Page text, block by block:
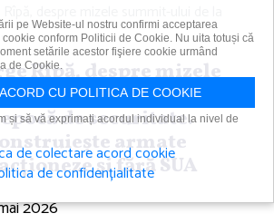
despre mizele summit-ului de la
Rîpă, despre mizele
de la Bucureşti: Intrăm
de securitate.
armate
şi fără SUA
2026
pe Website-ul nostru confirmi acceptarea
conform Politicii de Cookie. Nu uita totuși că
setările acestor fişiere cookie urmând
de Cookie.
CU POLITICA DE COOKIE
și să vă exprimați acordul individual la nivel de
de colectare acord cookie
de confidențialitate